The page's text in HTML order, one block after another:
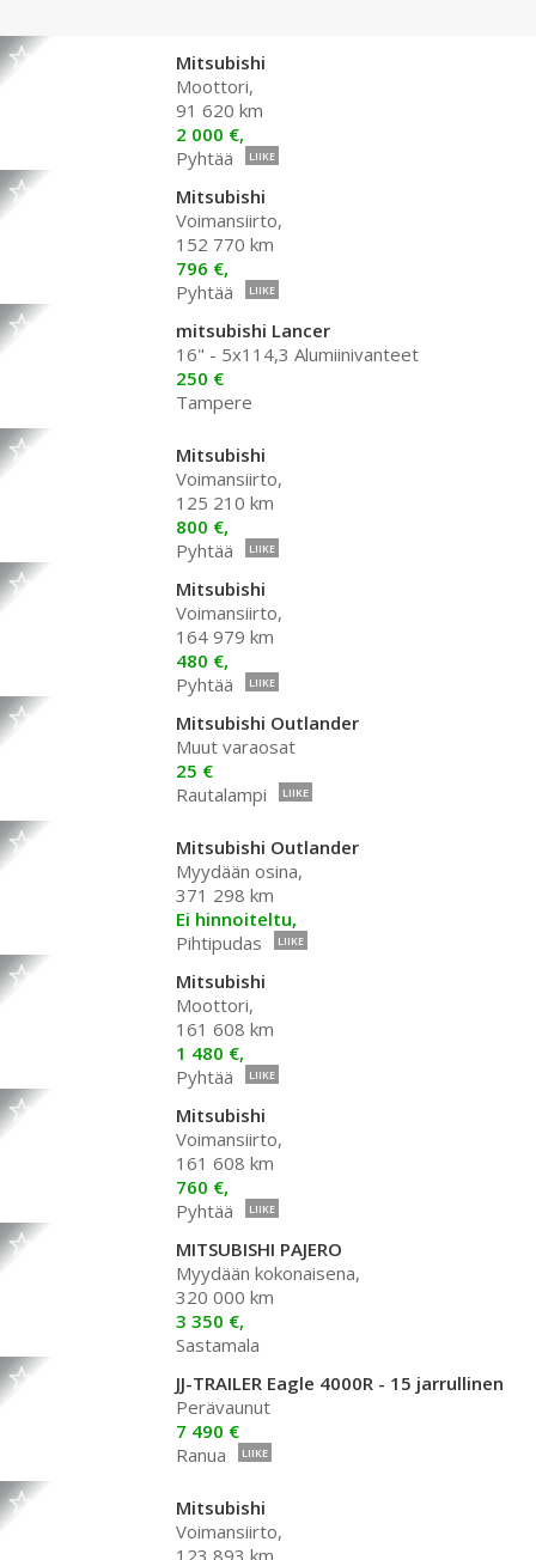
Mitsubishi
Moottori,
91 620 km
2 000 €,
Pyhtää
LIIKE
Mitsubishi
Voimansiirto,
152 770 km
796 €,
Pyhtää
LIIKE
mitsubishi Lancer
16" - 5x114,3 Alumiinivanteet
250 €
Tampere
Mitsubishi
Voimansiirto,
125 210 km
800 €,
Pyhtää
LIIKE
Mitsubishi
Voimansiirto,
164 979 km
480 €,
Pyhtää
LIIKE
Mitsubishi Outlander
Muut varaosat
25 €
Rautalampi
LIIKE
Mitsubishi Outlander
Myydään osina,
371 298 km
Ei hinnoiteltu,
Pihtipudas
LIIKE
Mitsubishi
Moottori,
161 608 km
1 480 €,
Pyhtää
LIIKE
Mitsubishi
Voimansiirto,
161 608 km
760 €,
Pyhtää
LIIKE
MITSUBISHI PAJERO
Myydään kokonaisena,
320 000 km
3 350 €,
Sastamala
JJ-TRAILER Eagle 4000R - 15 jarrullinen
Perävaunut
7 490 €
Ranua
LIIKE
Mitsubishi
Voimansiirto,
123 893 km